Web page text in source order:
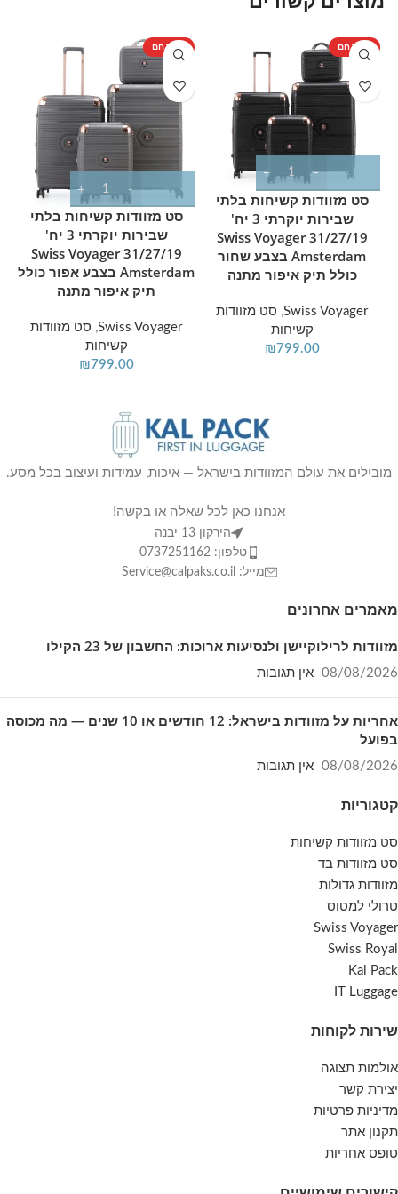
מוצר חם
סט מזוודות קשיחות בלתי
שבירות יוקרתי 3 יח'
31/27/19 Swiss Voyager
Amsterdam בצבע שחור
כולל תיק איפור מתנה
Swiss Voyager
, סט מזוודות
קשיחות
₪799.00
מוצר חם
סט מזוודות קשיחות בלתי
שבירות יוקרתי 3 יח'
31/27/19 Swiss Voyager
Amsterdam בצבע אפור כולל
תיק איפור מתנה
Swiss Voyager
, סט מזוודות
קשיחות
₪799.00
מובילים את עולם המזוודות בישראל — איכות, עמידות ועיצוב בכל מסע.
אנחנו כאן לכל שאלה או בקשה!
הירקון 13 יבנה
טלפון: 0737251162
מייל: Service@calpaks.co.il
מאמרים אחרונים
מזוודות לרילוקיישן ולנסיעות ארוכות: החשבון של 23 הקילו
08/08/2026 אין תגובות
אחריות על מזוודות בישראל: 12 חודשים או 10 שנים — מה מכוסה
בפועל
08/08/2026 אין תגובות
קטגוריות
סט מזוודות קשיחות
סט מזוודות בד
מזוודות גדולות
טרולי למטוס
Swiss Voyager
Swiss Royal
Kal Pack
IT Luggage
שירות לקוחות
אולמות תצוגה
יצירת קשר
מדיניות פרטיות
תקנון אתר
טופס אחריות